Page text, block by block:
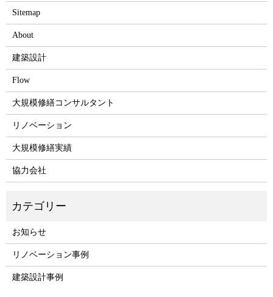
Sitemap
About
建築設計
Flow
大規模修繕コンサルタント
リノベーション
大規模修繕実績
協力会社
お知らせ
リノベーション事例
建築設計事例